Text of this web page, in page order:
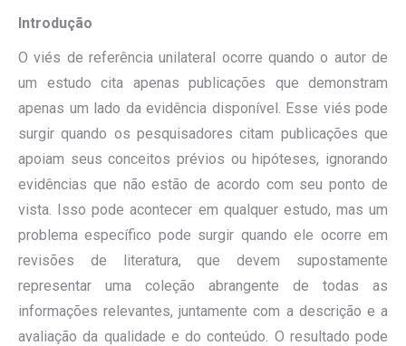
Introdução
O viés de referência unilateral ocorre quando o autor de
um estudo cita apenas publicações que demonstram
apenas um lado da evidência disponível. Esse viés pode
surgir quando os pesquisadores citam publicações que
apoiam seus conceitos prévios ou hipóteses, ignorando
evidências que não estão de acordo com seu ponto de
vista. Isso pode acontecer em qualquer estudo, mas um
problema específico pode surgir quando ele ocorre em
revisões de literatura, que devem supostamente
representar uma coleção abrangente de todas as
informações relevantes, juntamente com a descrição e a
avaliação da qualidade e do conteúdo. O resultado pode